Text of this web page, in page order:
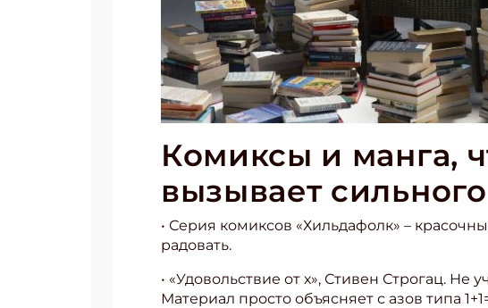
Комиксы и манга,
вызывает
• Серия комиксов «Хильдафолк» –
радовать.
• «Удовольствие от х», Стивен Строгац.
Материал просто объясняет с азов типа